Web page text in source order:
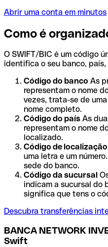
Abrir uma conta em minutos
Como é
O SWIFT/BIC é um código
identifica o seu banco,
Código do banco As
representam o nome
vezes, trata-se de
nome completo.
Código do país As
representam o nome
localizado.
Código de localização
uma letra e um
sede do banco.
Código da sucursal
indicam a sucursal do
significa que tens o
Descubra transferências
BANCA NETWORK
Swift